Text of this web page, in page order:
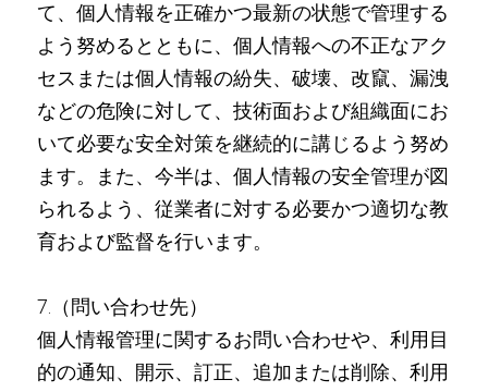
て、個人情報を正確かつ最新の状態で管理する
よう努めるとともに、個人情報への不正なアク
セスまたは個人情報の紛失、破壊、改竄、漏洩
などの危険に対して、技術面および組織面にお
いて必要な安全対策を継続的に講じるよう努め
ます。また、今半は、個人情報の安全管理が図
られるよう、従業者に対する必要かつ適切な教
育および監督を行います。
7.（問い合わせ先）
個人情報管理に関するお問い合わせや、利用目
的の通知、開示、訂正、追加または削除、利用